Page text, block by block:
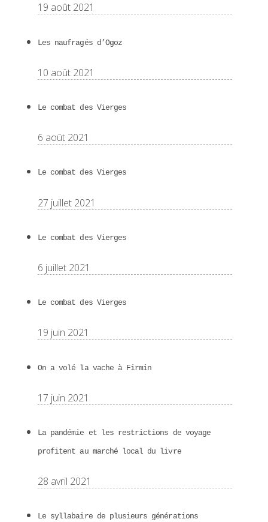
19 août 2021
Les naufragés d’Ogoz
10 août 2021
Le combat des Vierges
6 août 2021
Le combat des Vierges
27 juillet 2021
Le combat des Vierges
6 juillet 2021
Le combat des Vierges
19 juin 2021
On a volé la vache à Firmin
17 juin 2021
La pandémie et les restrictions de voyage
profitent au marché local du livre
28 avril 2021
Le syllabaire de plusieurs générations